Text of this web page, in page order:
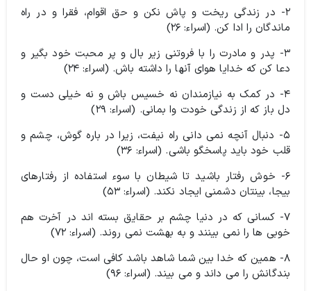
۲- در زندگی ریخت و پاش نکن و حق اقوام، فقرا و در راه
ماندگان را ادا کن. (اسراء: ۲۶)
۳- پدر و مادرت را با فروتنی زیر بال و پر محبت خود بگیر و
دعا کن که خدایا هوای آنها را داشته باش. (اسراء: ۲۴)
۴- در کمک به نیازمندان نه خسیس باش و نه خیلی دست و
دل باز که از زندگی خودت وا بمانی. (اسراء: ۲۹)
۵- دنبال آنچه نمی دانی راه نیفت، زیرا در باره گوش، چشم و
قلب خود باید پاسخگو باشی. (اسراء: ۳۶)
۶- خوش رفتار باشید تا شیطان با سوء استفاده از رفتارهای
بیجا، بینتان دشمنی ایجاد نکند. (اسراء: ۵۳)
۷- کسانی که در دنیا چشم بر حقایق بسته اند در آخرت هم
خوبی ها را نمی بینند و به بهشت نمی روند. (اسراء: ۷۲)
۸- همین که خدا بین شما شاهد باشد کافی است، چون او حال
بندگانش را می داند و می بیند. (اسراء: ۹۶)